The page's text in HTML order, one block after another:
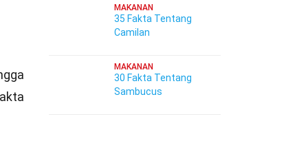
MAKANAN
35 Fakta Tentang
Camilan
MAKANAN
30 Fakta Tentang
Sambucus